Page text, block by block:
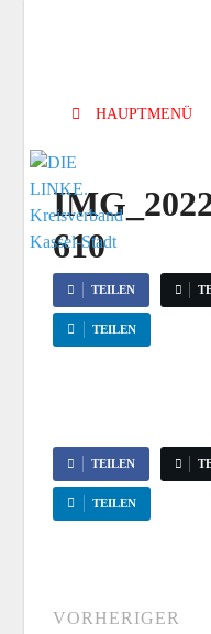
HAUPTMENÜ
610
TEILEN
TEILEN
TEILEN
TEILEN
VORHERIGER